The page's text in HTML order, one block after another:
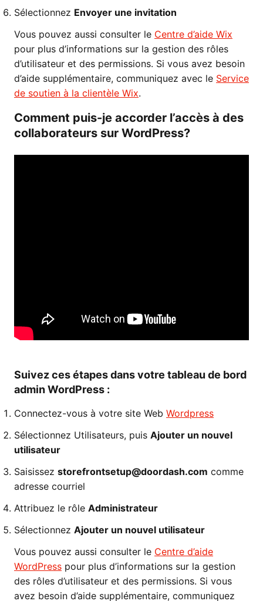
Sélectionnez Envoyer une invitation
Vous pouvez aussi consulter le Centre d’aide Wix
pour plus d’informations sur la gestion des rôles
d’utilisateur et des permissions. Si vous avez besoin
d’aide supplémentaire, communiquez avec le Service
de soutien à la clientèle Wix.
Comment puis-je accorder l’accès à des
collaborateurs sur WordPress?
Suivez ces étapes dans votre tableau de bord
admin WordPress :
Connectez-vous à votre site Web Wordpress
Sélectionnez Utilisateurs, puis Ajouter un nouvel
utilisateur
Saisissez storefrontsetup@doordash.com comme
adresse courriel
Attribuez le rôle Administrateur
Sélectionnez Ajouter un nouvel utilisateur
Vous pouvez aussi consulter le Centre d’aide
WordPress pour plus d’informations sur la gestion
des rôles d’utilisateur et des permissions. Si vous
avez besoin d’aide supplémentaire, communiquez